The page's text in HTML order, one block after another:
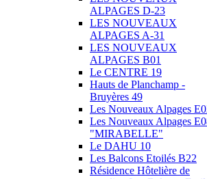
ALPAGES D-23
LES NOUVEAUX
ALPAGES A-31
LES NOUVEAUX
ALPAGES B01
Le CENTRE 19
Hauts de Planchamp -
Bruyères 49
Les Nouveaux Alpages
Les Nouveaux Alpages
"MIRABELLE"
Le DAHU 10
Les Balcons Etoilés B22
Résidence Hôtelière de